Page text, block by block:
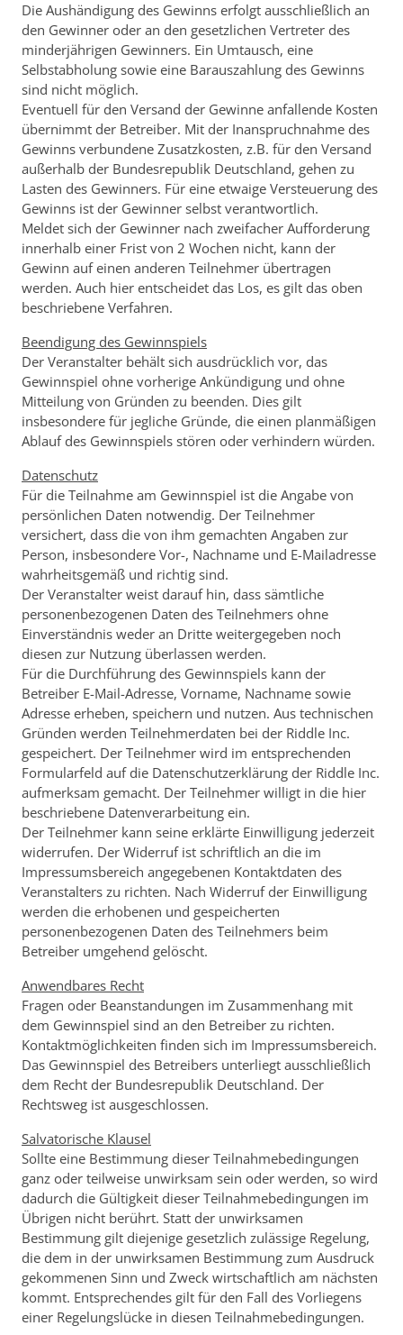
Die Aushändigung des Gewinns erfolgt ausschließlich an
den Gewinner oder an den gesetzlichen Vertreter des
minderjährigen Gewinners. Ein Umtausch, eine
Selbstabholung sowie eine Barauszahlung des Gewinns
sind nicht möglich.
Eventuell für den Versand der Gewinne anfallende Kosten
übernimmt der Betreiber. Mit der Inanspruchnahme des
Gewinns verbundene Zusatzkosten, z.B. für den Versand
außerhalb der Bundesrepublik Deutschland, gehen zu
Lasten des Gewinners. Für eine etwaige Versteuerung des
Gewinns ist der Gewinner selbst verantwortlich.
Meldet sich der Gewinner nach zweifacher Aufforderung
innerhalb einer Frist von 2 Wochen nicht, kann der
Gewinn auf einen anderen Teilnehmer übertragen
werden. Auch hier entscheidet das Los, es gilt das oben
beschriebene Verfahren.
Beendigung des Gewinnspiels
Der Veranstalter behält sich ausdrücklich vor, das
Gewinnspiel ohne vorherige Ankündigung und ohne
Mitteilung von Gründen zu beenden. Dies gilt
insbesondere für jegliche Gründe, die einen planmäßigen
Ablauf des Gewinnspiels stören oder verhindern würden.
Datenschutz
Für die Teilnahme am Gewinnspiel ist die Angabe von
persönlichen Daten notwendig. Der Teilnehmer
versichert, dass die von ihm gemachten Angaben zur
Person, insbesondere Vor-, Nachname und E-Mailadresse
wahrheitsgemäß und richtig sind.
Der Veranstalter weist darauf hin, dass sämtliche
personenbezogenen Daten des Teilnehmers ohne
Einverständnis weder an Dritte weitergegeben noch
diesen zur Nutzung überlassen werden.
Für die Durchführung des Gewinnspiels kann der
Betreiber E-Mail-Adresse, Vorname, Nachname sowie
Adresse erheben, speichern und nutzen. Aus technischen
Gründen werden Teilnehmerdaten bei der Riddle Inc.
gespeichert. Der Teilnehmer wird im entsprechenden
Formularfeld auf die Datenschutzerklärung der Riddle Inc.
aufmerksam gemacht. Der Teilnehmer willigt in die hier
beschriebene Datenverarbeitung ein.
Der Teilnehmer kann seine erklärte Einwilligung jederzeit
widerrufen. Der Widerruf ist schriftlich an die im
Impressumsbereich angegebenen Kontaktdaten des
Veranstalters zu richten. Nach Widerruf der Einwilligung
werden die erhobenen und gespeicherten
personenbezogenen Daten des Teilnehmers beim
Betreiber umgehend gelöscht.
Anwendbares Recht
Fragen oder Beanstandungen im Zusammenhang mit
dem Gewinnspiel sind an den Betreiber zu richten.
Kontaktmöglichkeiten finden sich im Impressumsbereich.
Das Gewinnspiel des Betreibers unterliegt ausschließlich
dem Recht der Bundesrepublik Deutschland. Der
Rechtsweg ist ausgeschlossen.
Salvatorische Klausel
Sollte eine Bestimmung dieser Teilnahmebedingungen
ganz oder teilweise unwirksam sein oder werden, so wird
dadurch die Gültigkeit dieser Teilnahmebedingungen im
Übrigen nicht berührt. Statt der unwirksamen
Bestimmung gilt diejenige gesetzlich zulässige Regelung,
die dem in der unwirksamen Bestimmung zum Ausdruck
gekommenen Sinn und Zweck wirtschaftlich am nächsten
kommt. Entsprechendes gilt für den Fall des Vorliegens
einer Regelungslücke in diesen Teilnahmebedingungen.